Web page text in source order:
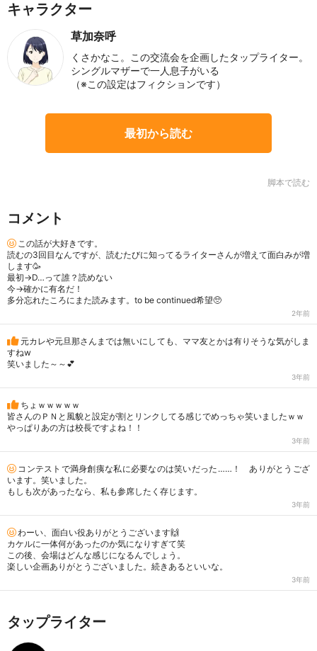
キャラクター
草加奈呼
くさかなこ。この交流会を企画したタップライター。
シングルマザーで一人息子がいる
（※この設定はフィクションです）
最初から読む
脚本で読む
コメント
この話が大好きです。
読むの3回目なんですが、読むたびに知ってるライターさんが増えて面白みが増
します🥳
最初→D…って誰？読めない
今→確かに有名だ！
多分忘れたころにまた読みます。to be continued希望🥺
2年前
元カレや元旦那さんまでは無いにしても、ママ友とかは有りそうな気がしま
すねw
笑いました～～💕
3年前
ちょｗｗｗｗｗ
皆さんのＰＮと風貌と設定が割とリンクしてる感じでめっちゃ笑いましたｗｗ
やっぱりあの方は校長ですよね！！
3年前
コンテストで満身創痍な私に必要なのは笑いだった……！ ありがとうござ
います。笑いました。
もしも次があったなら、私も参席したく存じます。
3年前
わーい、面白い役ありがとうございます🙌
カケルに一体何があったのか気になりすぎて笑
この後、会場はどんな感じになるんでしょう。
楽しい企画ありがとうございました。続きあるといいな。
3年前
タップライター